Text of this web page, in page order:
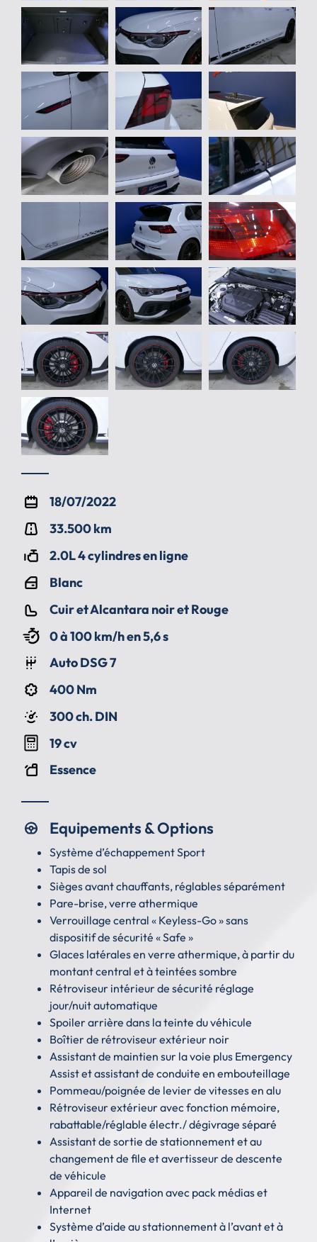
18/07/2022
33.500 km
2.0L 4 cylindres en ligne
Blanc
Cuir et Alcantara noir et Rouge
0 à 100 km/h en 5,6 s
Auto DSG 7
400 Nm
300 ch. DIN
19 cv
Essence
Equipements & Options
Système d’échappement Sport
Tapis de sol
Sièges avant chauffants, réglables séparément
Pare-brise, verre athermique
Verrouillage central « Keyless-Go » sans
dispositif de sécurité « Safe »
Glaces latérales en verre athermique, à partir du
montant central et à teintées sombre
Rétroviseur intérieur de sécurité réglage
jour/nuit automatique
Spoiler arrière dans la teinte du véhicule
Boîtier de rétroviseur extérieur noir
Assistant de maintien sur la voie plus Emergency
Assist et assistant de conduite en embouteillage
Pommeau/poignée de levier de vitesses en alu
Rétroviseur extérieur avec fonction mémoire,
rabattable/réglable électr./ dégivrage séparé
Assistant de sortie de stationnement et au
changement de file et avertisseur de descente
de véhicule
Appareil de navigation avec pack médias et
Internet
Système d’aide au stationnement à l’avant et à